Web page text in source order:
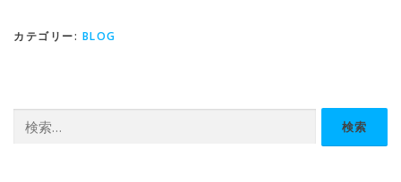
カテゴリー: BLOG
索: